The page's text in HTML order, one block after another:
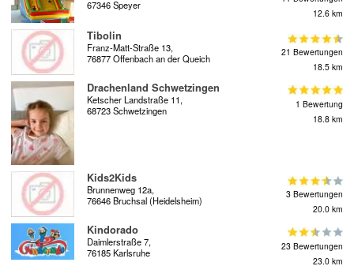
67346 Speyer
12.6 km
Tibolin
Franz-Matt-Straße 13,
76877 Offenbach an der Queich
21 Bewertungen
18.5 km
Drachenland Schwetzingen
Ketscher Landstraße 11,
68723 Schwetzingen
1 Bewertung
18.8 km
Kids2Kids
Brunnenweg 12a,
76646 Bruchsal (Heidelsheim)
3 Bewertungen
20.0 km
Kindorado
Daimlerstraße 7,
76185 Karlsruhe
23 Bewertungen
23.0 km